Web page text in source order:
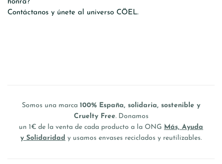
honra?
Contáctanos y únete al universo CÖEL.
Somos una marca 100% España, solidaria, sostenible y
Cruelty Free. Donamos
un 1€ de la venta de cada producto a la ONG Más, Ayuda
y Solidaridad y usamos envases reciclados y reutilizables.